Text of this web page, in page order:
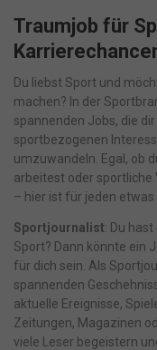
Traumjob für
Du liebst Sport und
machen? In der
spannenden Jobs, die
sportbezogenen
umzuwandeln. Egal, ob
arbeitest oder
– hier ist für jeden etwas
Sportjournalist: Du
Sport? Dann könnte ein
für dich sein. Als
spannenden
aktuelle Ereignisse,
Zeitungen, Magazinen
viele Leser begeistern